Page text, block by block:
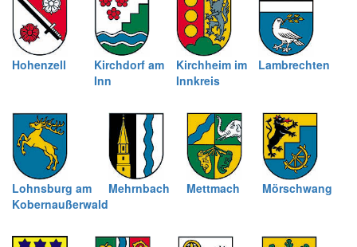
Hohenzell
Kirchdorf am
Inn
Kirchheim im
Innkreis
Lambrechten
Lohnsburg am
Kobernaußerwald
Mehrnbach Mettmach Mörschwang